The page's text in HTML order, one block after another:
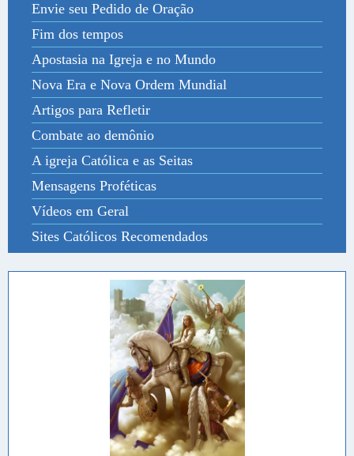
Envie seu Pedido de Oração
Fim dos tempos
Apostasia na Igreja e no Mundo
Nova Era e Nova Ordem Mundial
Artigos para Refletir
Combate ao demônio
A igreja Católica e as Seitas
Mensagens Proféticas
Vídeos em Geral
Sites Católicos Recomendados